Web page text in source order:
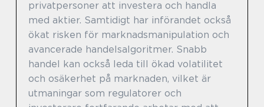
privatpersoner att investera och handla
med aktier. Samtidigt har införandet också
ökat risken för marknadsmanipulation och
avancerade handelsalgoritmer. Snabb
handel kan också leda till ökad volatilitet
och osäkerhet på marknaden, vilket är
utmaningar som regulatorer och